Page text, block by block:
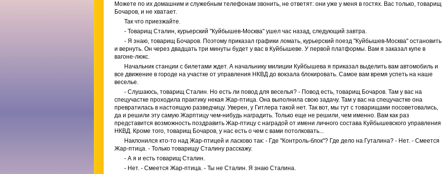
Можете по их домашним и служебным телефонам звонить, не ответят: они уже у меня в гостях. Вас только, товарищ
Бочаров, и не хватает.
Так что приезжайте.
- Товарищ Сталин, курьерский "Куйбышев-Москва" ушел час назад, следующий завтра.
- Я знаю, товарищ Бочаров. Поэтому приказал графики ломать, курьерский поезд "Куйбышев-Москва" остановить
и вернуть. Он через двадцать три минуты будет у вас в Куйбышеве. У первой платформы. Вам я заказал купе в
вагоне-люкс.
Начальник станции с билетами ждет. А начальнику милиции Куйбышева я приказал выделить вам автомобиль и
все движение в городе на участке от управления НКВД до вокзала блокировать. Самое вам время успеть на наше
веселье.
- Слушаюсь, товарищ Сталин. Но есть ли повод для веселья? - Повод есть, товарищ Бочаров. Там у вас на
спецучастке проходила практику некая Жар-птица. Она выполнила свою задачу. Там у вас на спецучастке она
превратилась в настоящую разведчицу. Уверен, у Гитлера такой нет. Так вот, мы тут с товарищами посоветовались,
да и решили эту самую Жарптицу чем-нибудь наградить. Только еще не решили, чем именно. Вам как раз
представится возможность поздравить Жар-птицу с наградой от имени личного состава Куйбышевского управления
НКВД. Кроме того, товарищ Бочаров, у нас есть о чем с вами потолковать...
Наклонился кто-то над Жар-птицей и ласково так: - Где "Контроль-блок"? Где дело на Гуталина? - Нет. - Смеется
Жар-птица. - Только товарищу Сталину расскажу.
- А я и есть товарищ Сталин.
- Нет. - Смеется Жар-птица. - Ты не Сталин. Я знаю Сталина.